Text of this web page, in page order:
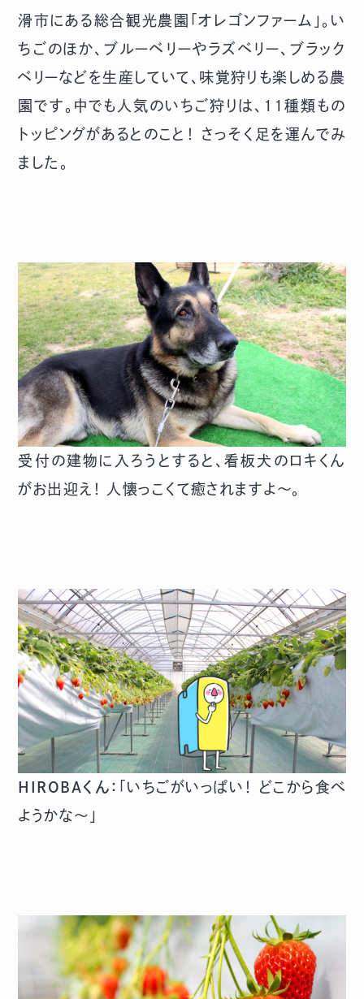
滑市にある総合観光農園「オレゴンファーム」。い
ちごのほか、ブルーベリーやラズベリー、ブラック
ベリーなどを生産していて、味覚狩りも楽しめる農
園です。中でも人気のいちご狩りは、11種類もの
トッピングがあるとのこと！ さっそく足を運んでみ
ました。
受付の建物に入ろうとすると、看板犬のロキくん
がお出迎え！ 人懐っこくて癒されますよ〜。
HIROBAくん：
「いちごがいっぱい！ どこから食べ
ようかな〜」